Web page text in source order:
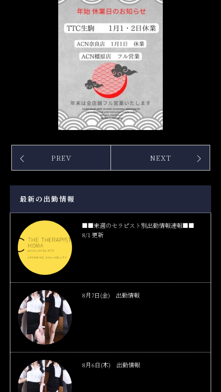
PREV NEXT
最新の出勤情報
■■来週のセラピスト別出勤情報速報■■
8/1 更新
8月7日(金) 出勤情報
8月6日(木) 出勤情報